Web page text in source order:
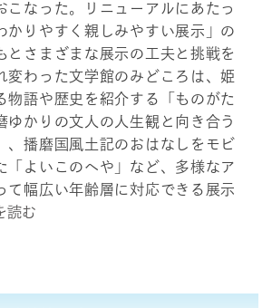
こなった。リニューアルにあたっ
かりやすく親しみやすい展示」の
とさまざまな展示の工夫と挑戦を
変わった文学館のみどころは、姫
物語や歴史を紹介する「ものがた
ゆかりの文人の人生観と向き合う
、播磨国風土記のおはなしをモビ
「よいこのへや」など、多様なア
て幅広い年齢層に対応できる展示
読む